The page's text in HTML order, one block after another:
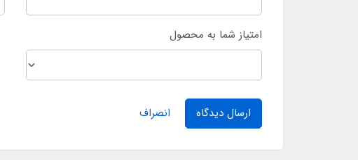
امتیاز شما به محصول
ارسال دیدگاه انصراف